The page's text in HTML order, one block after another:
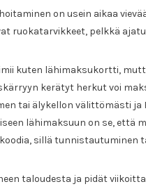
on usein aikaa
ruokatarvikkeet, pelkkä
kuten lähimaksukortti,
kerätyt herkut voi
tai älykellon välittömästi ja
lähimaksuun on se, että
sillä tunnistautuminen
taloudesta ja pidät